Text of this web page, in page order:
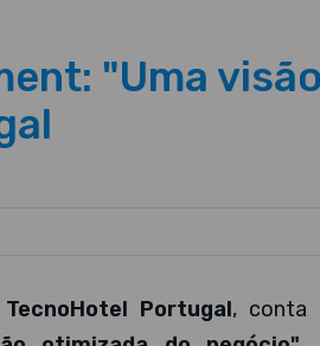
"Uma
TecnoHotel Portugal, conta